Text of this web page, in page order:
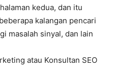
kedua, dan itu
kalangan pencari
masalah sinyal, dan lain
atau Konsultan SEO